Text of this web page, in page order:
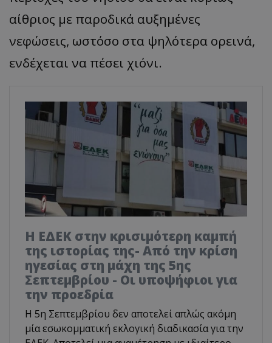
αίθριος με παροδικά αυξημένες
νεφώσεις, ωστόσο στα ψηλότερα ορεινά,
ενδέχεται να πέσει χιόνι.
Η ΕΔΕΚ στην κρισιμότερη καμπή
της ιστορίας της- Από την κρίση
ηγεσίας στη μάχη της 5ης
Σεπτεμβρίου - Οι υποψήφιοι για
την προεδρία
Η 5η Σεπτεμβρίου δεν αποτελεί απλώς ακόμη
μία εσωκομματική εκλογική διαδικασία για την